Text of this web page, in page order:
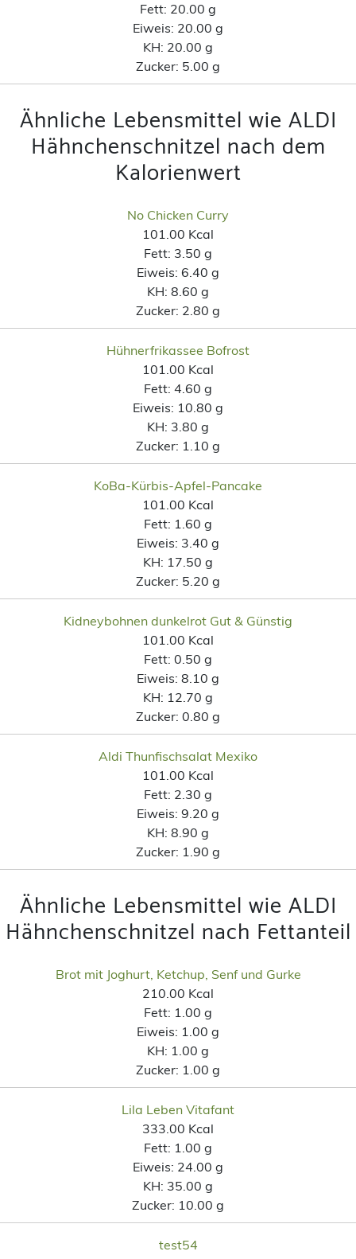
Fett: 20.00 g
Eiweis: 20.00 g
KH: 20.00 g
Zucker: 5.00 g
Ähnliche Lebensmittel wie ALDI
Hähnchenschnitzel nach dem
Kalorienwert
No Chicken Curry
101.00 Kcal
Fett: 3.50 g
Eiweis: 6.40 g
KH: 8.60 g
Zucker: 2.80 g
Hühnerfrikassee Bofrost
101.00 Kcal
Fett: 4.60 g
Eiweis: 10.80 g
KH: 3.80 g
Zucker: 1.10 g
KoBa-Kürbis-Apfel-Pancake
101.00 Kcal
Fett: 1.60 g
Eiweis: 3.40 g
KH: 17.50 g
Zucker: 5.20 g
Kidneybohnen dunkelrot Gut & Günstig
101.00 Kcal
Fett: 0.50 g
Eiweis: 8.10 g
KH: 12.70 g
Zucker: 0.80 g
Aldi Thunfischsalat Mexiko
101.00 Kcal
Fett: 2.30 g
Eiweis: 9.20 g
KH: 8.90 g
Zucker: 1.90 g
Ähnliche Lebensmittel wie ALDI
Hähnchenschnitzel nach Fettanteil
Brot mit Joghurt, Ketchup, Senf und Gurke
210.00 Kcal
Fett: 1.00 g
Eiweis: 1.00 g
KH: 1.00 g
Zucker: 1.00 g
Lila Leben Vitafant
333.00 Kcal
Fett: 1.00 g
Eiweis: 24.00 g
KH: 35.00 g
Zucker: 10.00 g
test54